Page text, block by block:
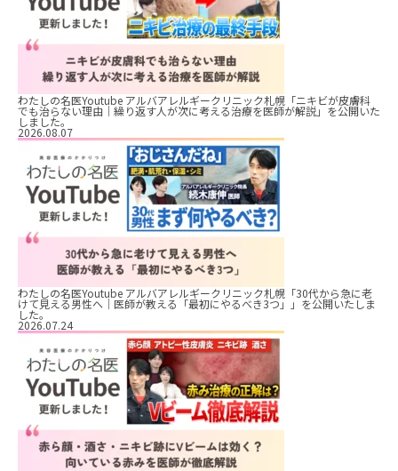
わたしの名医Youtube アルバアレルギークリニック札幌「ニキビが皮膚科
でも治らない理由｜繰り返す人が次に考える治療を医師が解説」を公開いた
しました。
2026.08.07
わたしの名医Youtube アルバアレルギークリニック札幌「30代から急に老
けて見える男性へ｜医師が教える「最初にやるべき3つ」」を公開いたしま
した。
2026.07.24